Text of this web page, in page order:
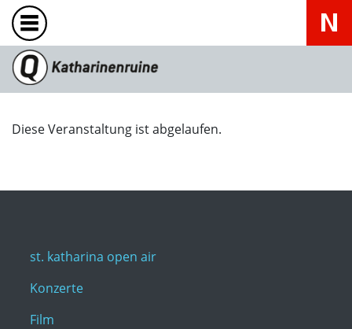
Diese Veranstaltung ist abgelaufen.
st. katharina open air
Konzerte
Film